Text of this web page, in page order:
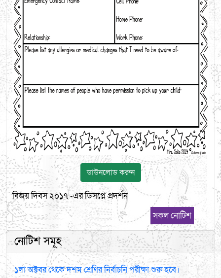
ডাউনলোড করুন
বিজয় দিবস ২০১৭ -এর ডিসপ্লে প্রদর্শন
সকল নোটিশ
নোটিশ সমূহ
১লা অক্টবর থেকে দশম শ্রেণির নির্বাচনি পরীক্ষা শুরু হবে।